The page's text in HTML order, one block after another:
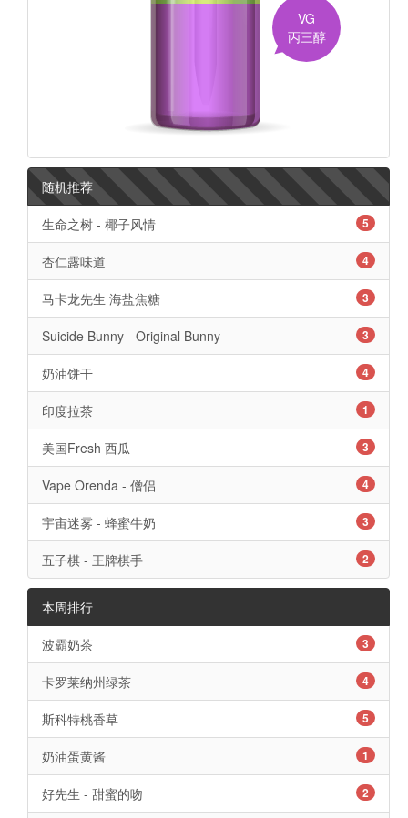
VG
丙三醇
随机推荐
5
生命之树 - 椰子风情
4
杏仁露味道
3
马卡龙先生 海盐焦糖
3
Suicide Bunny - Original Bunny
4
奶油饼干
1
印度拉茶
3
美国Fresh 西瓜
4
Vape Orenda - 僧侣
3
宇宙迷雾 - 蜂蜜牛奶
2
五子棋 - 王牌棋手
本周排行
3
波霸奶茶
4
卡罗莱纳州绿茶
5
斯科特桃香草
1
奶油蛋黄酱
2
好先生 - 甜蜜的吻